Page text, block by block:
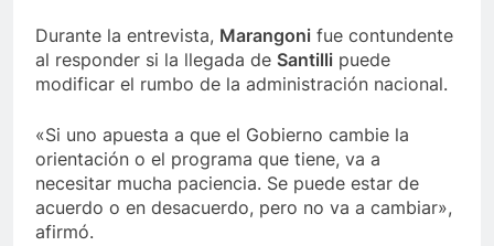
Durante la entrevista, Marangoni fue contundente
al responder si la llegada de Santilli puede
modificar el rumbo de la administración nacional.
«Si uno apuesta a que el Gobierno cambie la
orientación o el programa que tiene, va a
necesitar mucha paciencia. Se puede estar de
acuerdo o en desacuerdo, pero no va a cambiar»,
afirmó.